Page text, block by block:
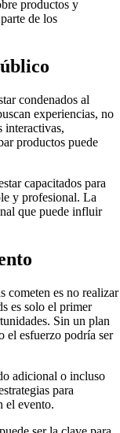
productos y
de los
condenados al
experiencias, no
interactivas,
productos puede
capacitados para
y profesional. La
que puede influir
cometen es no realizar
es solo el primer
Sin un plan
el esfuerzo podría ser
adicional o incluso
para
el evento.